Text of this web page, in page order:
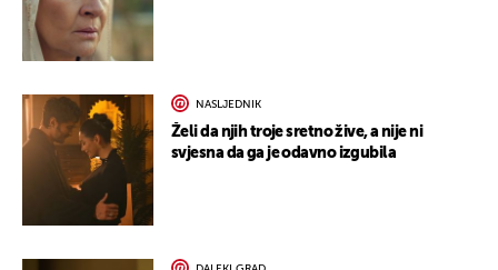
NASLJEDNIK
Želi da njih troje sretno žive, a nije ni
svjesna da ga je odavno izgubila